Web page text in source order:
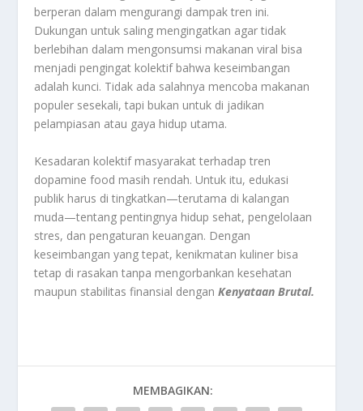
berperan dalam mengurangi dampak tren ini.
Dukungan untuk saling mengingatkan agar tidak
berlebihan dalam mengonsumsi makanan viral bisa
menjadi pengingat kolektif bahwa keseimbangan
adalah kunci. Tidak ada salahnya mencoba makanan
populer sesekali, tapi bukan untuk di jadikan
pelampiasan atau gaya hidup utama.
Kesadaran kolektif masyarakat terhadap tren
dopamine food masih rendah. Untuk itu, edukasi
publik harus di tingkatkan—terutama di kalangan
muda—tentang pentingnya hidup sehat, pengelolaan
stres, dan pengaturan keuangan. Dengan
keseimbangan yang tepat, kenikmatan kuliner bisa
tetap di rasakan tanpa mengorbankan kesehatan
maupun stabilitas finansial denganKenyataan Brutal.
MEMBAGIKAN: